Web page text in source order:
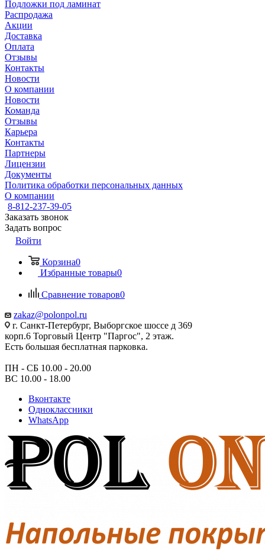
Подложки под ламинат
Распродажа
Акции
Доставка
Оплата
Отзывы
Контакты
Новости
О компании
Новости
Команда
Отзывы
Карьера
Контакты
Партнеры
Лицензии
Документы
Политика обработки персональных данных
О компании
8-812-237-39-05
Заказать звонок
Задать вопрос
Войти
Корзина0
Избранные товары0
Сравнение товаров0
zakaz@polonpol.ru
г. Санкт-Петербург, Выборгское шоссе д 369
корп.6 Торговый Центр "Паргос", 2 этаж.
Есть большая бесплатная парковка.
ПН - СБ 10.00 - 20.00
ВС 10.00 - 18.00
Вконтакте
Одноклассники
WhatsApp